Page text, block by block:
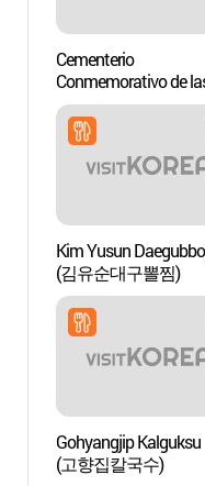
Cementerio
Conmemorativo de
Naciones Unidas en
(재한유엔기념공원)
Kim Yusun
(김유순대구뽈찜)
Gohyangjip Kalguksu
(고향집칼국수)